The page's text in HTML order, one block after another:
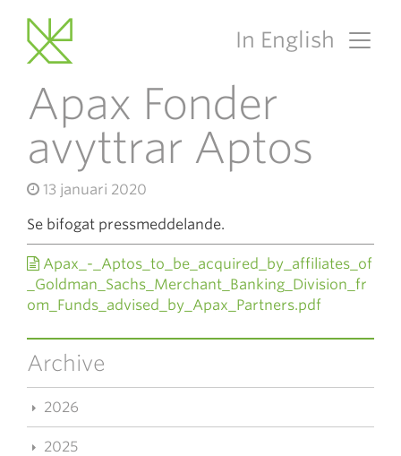
Main Navigation
In English
Apax Fonder
avyttrar Aptos
13 januari 2020
Se bifogat pressmeddelande.
Apax_-_Aptos_to_be_acquired_by_affiliates_of
_Goldman_Sachs_Merchant_Banking_Division_fr
om_Funds_advised_by_Apax_Partners.pdf
Archive
2026
2025